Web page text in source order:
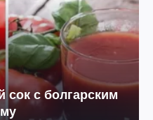
с болгарским